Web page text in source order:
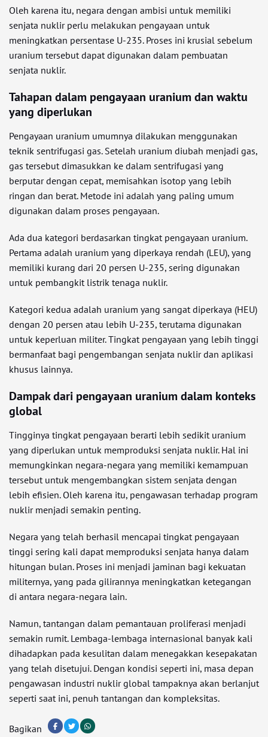
Oleh karena itu, negara dengan ambisi untuk memiliki
senjata nuklir perlu melakukan pengayaan untuk
meningkatkan persentase U-235. Proses ini krusial sebelum
uranium tersebut dapat digunakan dalam pembuatan
senjata nuklir.
Tahapan dalam pengayaan uranium dan waktu
yang diperlukan
Pengayaan uranium umumnya dilakukan menggunakan
teknik sentrifugasi gas. Setelah uranium diubah menjadi gas,
gas tersebut dimasukkan ke dalam sentrifugasi yang
berputar dengan cepat, memisahkan isotop yang lebih
ringan dan berat. Metode ini adalah yang paling umum
digunakan dalam proses pengayaan.
Ada dua kategori berdasarkan tingkat pengayaan uranium.
Pertama adalah uranium yang diperkaya rendah (LEU), yang
memiliki kurang dari 20 persen U-235, sering digunakan
untuk pembangkit listrik tenaga nuklir.
Kategori kedua adalah uranium yang sangat diperkaya (HEU)
dengan 20 persen atau lebih U-235, terutama digunakan
untuk keperluan militer. Tingkat pengayaan yang lebih tinggi
bermanfaat bagi pengembangan senjata nuklir dan aplikasi
khusus lainnya.
Dampak dari pengayaan uranium dalam konteks
global
Tingginya tingkat pengayaan berarti lebih sedikit uranium
yang diperlukan untuk memproduksi senjata nuklir. Hal ini
memungkinkan negara-negara yang memiliki kemampuan
tersebut untuk mengembangkan sistem senjata dengan
lebih efisien. Oleh karena itu, pengawasan terhadap program
nuklir menjadi semakin penting.
Negara yang telah berhasil mencapai tingkat pengayaan
tinggi sering kali dapat memproduksi senjata hanya dalam
hitungan bulan. Proses ini menjadi jaminan bagi kekuatan
militernya, yang pada gilirannya meningkatkan ketegangan
di antara negara-negara lain.
Namun, tantangan dalam pemantauan proliferasi menjadi
semakin rumit. Lembaga-lembaga internasional banyak kali
dihadapkan pada kesulitan dalam menegakkan kesepakatan
yang telah disetujui. Dengan kondisi seperti ini, masa depan
pengawasan industri nuklir global tampaknya akan berlanjut
seperti saat ini, penuh tantangan dan kompleksitas.
Bagikan